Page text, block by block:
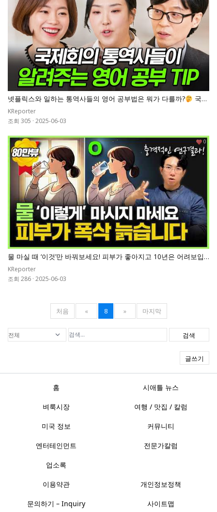
넷플릭스와 일하는 통역사들의 영어 공부법은 뭐가 다를까?
국제
회의 통역사들이 알려주는 영어 공부 TIP
KReporter
조회 305 · 2025-06-03
물 마실 때 ‘이것’만 바꿔보세요! 피부가 좋아지고 10년은 어려보입
니다.ㅣ10년 차 의사가 알려주는 물 마시는 방법
KReporter
조회 286 · 2025-06-03
0
처음 « 8 » 마지막
검색
글쓰기
홈 시애틀 뉴스
벼룩시장 여행 / 맛집 / 칼럼
미국 정보 커뮤니티
엔터테인먼트 전문가칼럼
업소록
이용약관 개인정보정책
문의하기 – Inquiry 사이트맵